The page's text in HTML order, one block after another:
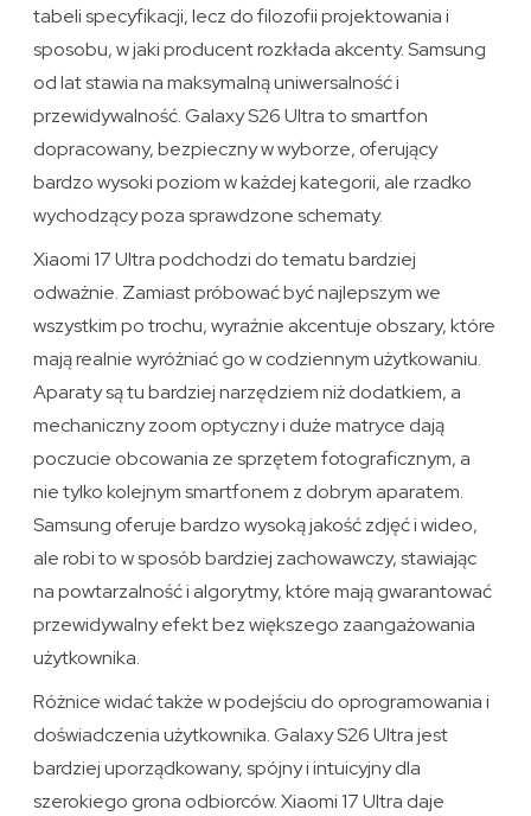
tabeli specyfikacji, lecz do filozofii projektowania i
sposobu, w jaki producent rozkłada akcenty. Samsung
od lat stawia na maksymalną uniwersalność i
przewidywalność. Galaxy S26 Ultra to smartfon
dopracowany, bezpieczny w wyborze, oferujący
bardzo wysoki poziom w każdej kategorii, ale rzadko
wychodzący poza sprawdzone schematy.
Xiaomi 17 Ultra podchodzi do tematu bardziej
odważnie. Zamiast próbować być najlepszym we
wszystkim po trochu, wyraźnie akcentuje obszary, które
mają realnie wyróżniać go w codziennym użytkowaniu.
Aparaty są tu bardziej narzędziem niż dodatkiem, a
mechaniczny zoom optyczny i duże matryce dają
poczucie obcowania ze sprzętem fotograficznym, a
nie tylko kolejnym smartfonem z dobrym aparatem.
Samsung oferuje bardzo wysoką jakość zdjęć i wideo,
ale robi to w sposób bardziej zachowawczy, stawiając
na powtarzalność i algorytmy, które mają gwarantować
przewidywalny efekt bez większego zaangażowania
użytkownika.
Różnice widać także w podejściu do oprogramowania i
doświadczenia użytkownika. Galaxy S26 Ultra jest
bardziej uporządkowany, spójny i intuicyjny dla
szerokiego grona odbiorców. Xiaomi 17 Ultra daje